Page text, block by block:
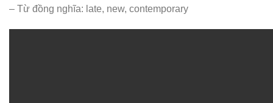
– Từ đồng nghĩa: late, new, contemporary